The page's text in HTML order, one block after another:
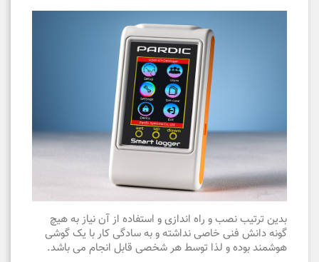
بدین ترتیب نصب و راه اندازی و استفاده از آن نیاز به هیچ
گونه دانش فنی خاصی نداشته و به سادگی کار با یک گوشی
هوشمند بوده و لذا توسط هر شخصی قابل انجام می باشد.